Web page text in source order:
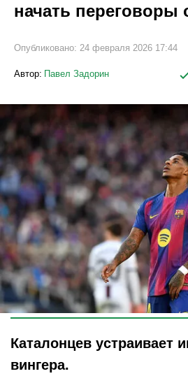
начать переговоры
Опубликовано: 24 февраля 2026 17:44
Автор: Павел Задорин
Legion-Media
Каталонцев устраивает
вингера.